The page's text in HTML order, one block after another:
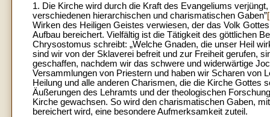
1. Die Kirche wird durch die Kraft des Evangeliums
verschiedenen hierarchischen und charismatischen Gaben”
Wirken des Heiligen Geistes verwiesen, der das Volk
Aufbau bereichert. Vielfältig ist die Tätigkeit des göttlichen
Chrysostomus schreibt: „Welche Gnaden, die unser Heil
sind wir von der Sklaverei befreit und zur Freiheit gerufen,
geschaffen, nachdem wir das schwere und widerwärtige
Versammlungen von Priestern und haben wir Scharen von
Heilung und alle anderen Charismen, die die Kirche Gottes
Äußerungen des Lehramts und der theologischen
Kirche gewachsen. So wird den charismatischen Gaben,
bereichert wird, eine besondere Aufmerksamkeit zuteil.